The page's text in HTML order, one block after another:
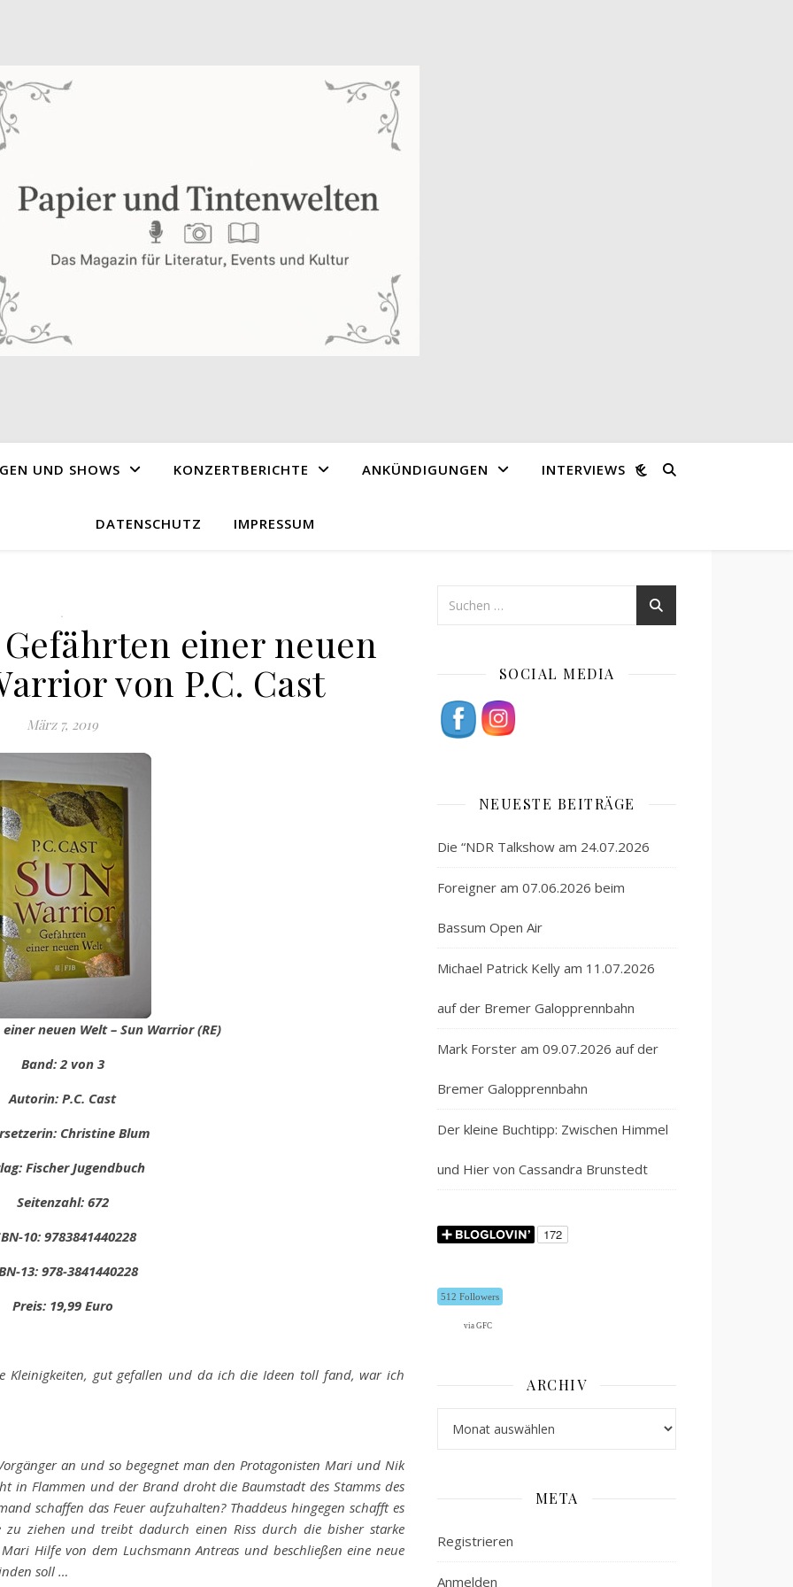
UND SHOWS KONZERTBERICHTE ANKÜNDIGUNGEN INTERVIEWS
DATENSCHUTZ IMPRESSUM
.
einer neuen
von P.C. Cast
März 7, 2019
neuen Welt – Sun Warrior (RE)
Band: 2 von 3
Autorin: P.C. Cast
Christine Blum
Fischer Jugendbuch
Seitenzahl: 672
10: 9783841440228
13: 978-3841440228
Preis: 19,99 Euro
Kleinigkeiten, gut gefallen und da ich die Ideen toll fand, war ich
an und so begegnet man den Protagonisten Mari und Nik
in Flammen und der Brand droht die Baumstadt des Stamms des
schaffen das Feuer aufzuhalten? Thaddeus hingegen schafft es
zu ziehen und treibt dadurch einen Riss durch die bisher starke
Hilfe von dem Luchsmann Antreas und beschließen eine neue
soll …
SOCIAL MEDIA
NEUESTE BEITRÄGE
Die “NDR Talkshow am 24.07.2026
Foreigner am 07.06.2026 beim
Bassum Open Air
Michael Patrick Kelly am 11.07.2026
auf der Bremer Galopprennbahn
Mark Forster am 09.07.2026 auf der
Bremer Galopprennbahn
Der kleine Buchtipp: Zwischen Himmel
und Hier von Cassandra Brunstedt
512 Followers
via GFC
ARCHIV
META
Registrieren
Anmelden